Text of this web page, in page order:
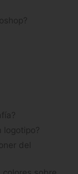
logotipo?
del